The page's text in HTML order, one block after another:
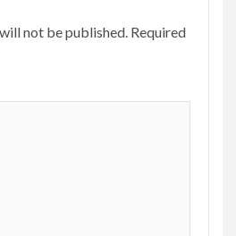
not be published. Required